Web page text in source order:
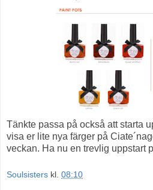
Tänkte passa på också att starta
visa er lite nya färger på
veckan. Ha nu en trevlig uppstart
Soulsisters kl. 08:10